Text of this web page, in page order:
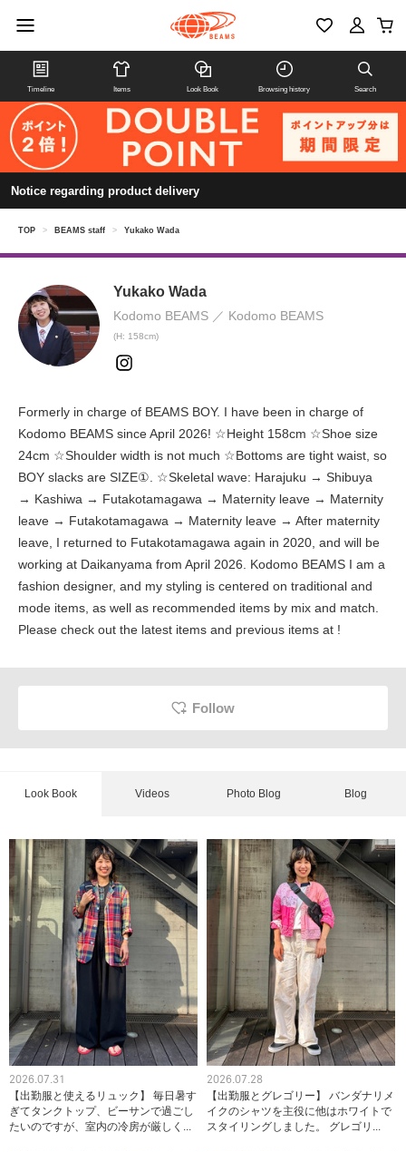
Timeline Items Look Book Browsing history Search
Notice regarding product delivery
TOP > BEAMS staff > Yukako Wada
Yukako Wada
Kodomo BEAMS Kodomo BEAMS
(H: 158cm)
Formerly in charge of BEAMS BOY. I have been in charge of
Kodomo BEAMS since April 2026! ☆Height 158cm ☆Shoe size
24cm ☆Shoulder width is not much ☆Bottoms are tight waist, so
BOY slacks are SIZE①. ☆Skeletal wave: Harajuku → Shibuya
→ Kashiwa → Futakotamagawa → Maternity leave → Maternity
leave → Futakotamagawa → Maternity leave → After maternity
leave, I returned to Futakotamagawa again in 2020, and will be
working at Daikanyama from April 2026. Kodomo BEAMS I am a
fashion designer, and my styling is centered on traditional and
mode items, as well as recommended items by mix and match.
Please check out the latest items and previous items at !
Follow
Look Book Videos Photo Blog Blog
2026.07.31
【出勤服と使えるリュック】 毎日暑す
ぎてタンクトップ、ビーサンで過ごし
たいのですが、室内の冷房が厳しく...
2026.07.28
【出勤服とグレゴリー】 バンダナリメ
イクのシャツを主役に他はホワイトで
スタイリングしました。 グレゴリ...